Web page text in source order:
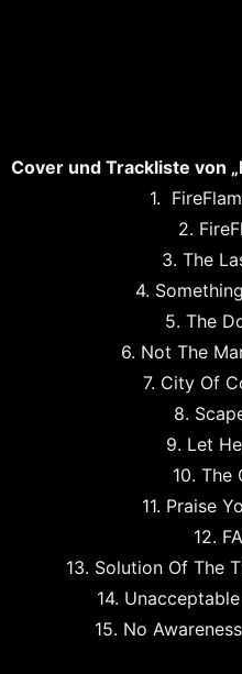
Cover und Trackliste von
1.
2.
3. The
4.
5. The
6. Not The
7. City Of
8.
9. Let
10. The
11. Praise
12.
13. Solution Of The
14.
15. No